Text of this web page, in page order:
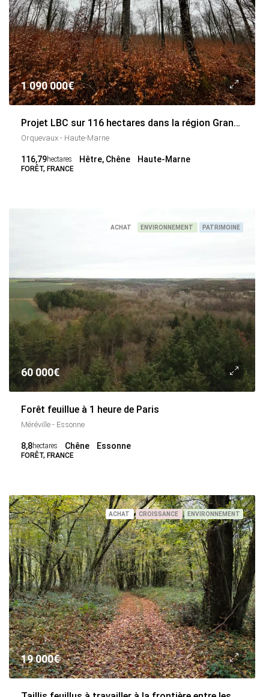
1 090 000€
Projet LBC sur 116 hectares dans la région Grand-Est
Orquevaux - Haute-Marne
116,79hectares Hêtre, Chêne Haute-Marne
FORÊT, FRANCE
ACHAT ENVIRONNEMENT PATRIMOINE
60 000€
Forêt feuillue à 1 heure de Paris
Méréville - Essonne
8,8hectares Chêne Essonne
FORÊT, FRANCE
ACHAT CROISSANCE ENVIRONNEMENT
19 000€